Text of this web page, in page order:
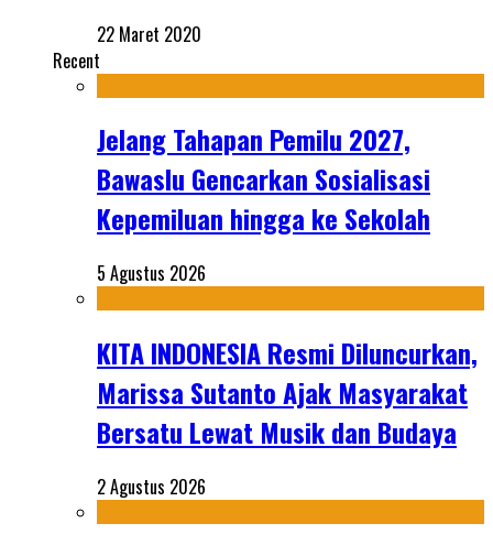
22 Maret 2020
Recent
Jelang Tahapan Pemilu 2027,
Bawaslu Gencarkan Sosialisasi
Kepemiluan hingga ke Sekolah
5 Agustus 2026
KITA INDONESIA Resmi Diluncurkan,
Marissa Sutanto Ajak Masyarakat
Bersatu Lewat Musik dan Budaya
2 Agustus 2026